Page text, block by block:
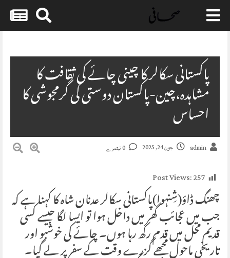
Skip
پاکستانی سکالر کا چینی چائے کی ثقافت کا
مشاہدہ،چین-پاکستان دوستی کی گرمجوشی کا
احساس
admin جون 24, 2025
Post Views:257
چھنگ ڈاؤ(شِنہوا)پاکستانی سکالر عدنان شاہ کا کہنا ہے کہ
جب میں عجائب گھر میں داخل ہوا تو ایسا لگا جیسے کسی
قدیم محل میں قدم رکھ رہا ہوں۔ چائے کی خوشبو اور